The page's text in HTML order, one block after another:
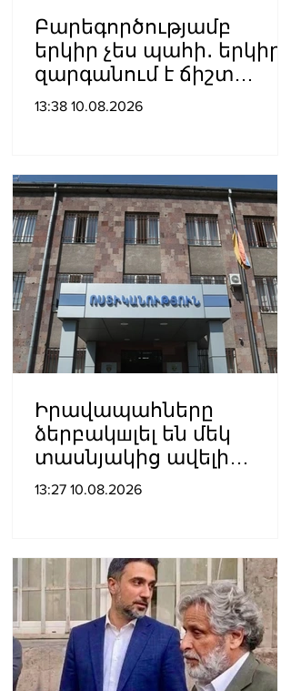
Բարեգործությամբ
երկիր չես պահի․ երկիրը
զարգանում է ճիշտ
տնտեսական
13:38 10.08.2026
Իրավապահները
ձերբակшլել են մեկ
տասնյակից ավելի
անձանց․
խուլիգանnւթյունից
13:27 10.08.2026